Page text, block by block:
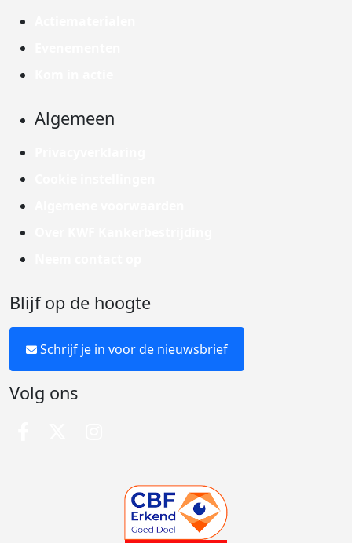
Algemeen
Blijf op de hoogte
Schrijf je in voor de nieuwsbrief
Volg ons